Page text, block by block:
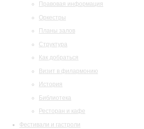
Правовая информация
Оркестры
Планы залов
Структура
Как добраться
Визит в филармонию
История
Библиотека
Ресторан и кафе
Фестивали и гастроли